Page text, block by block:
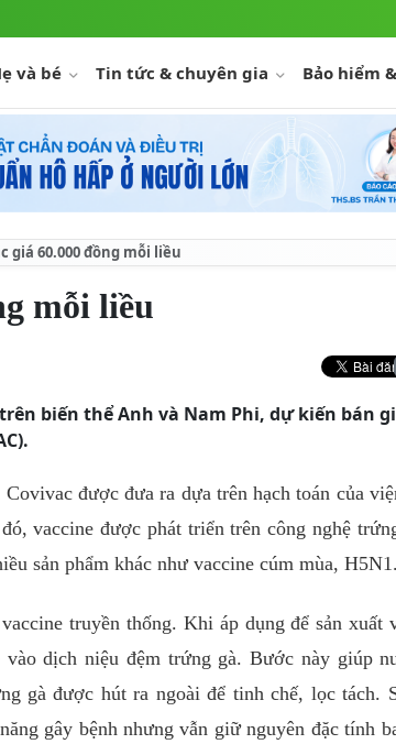
và bé Tin tức & chuyên gia Bảo hiểm
giá 60.000 đồng mỗi liều
mỗi liều
biến thể Anh và Nam Phi, dự kiến bán
được đưa ra dựa trên hạch toán của
vaccine được phát triển trên công nghệ
sản phẩm khác như vaccine cúm mùa, H5N1.
truyền thống. Khi áp dụng để sản xuất
dịch niệu đệm trứng gà. Bước này giúp
gà được hút ra ngoài để tinh chế, lọc tách.
gây bệnh nhưng vẫn giữ nguyên đặc tính